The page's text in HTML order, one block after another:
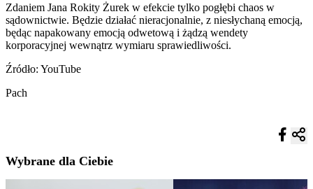
Zdaniem Jana Rokity Żurek w efekcie tylko pogłębi chaos w
sądownictwie. Będzie działać nieracjonalnie, z niesłychaną emocją,
będąc napakowany emocją odwetową i żądzą wendety
korporacyjnej wewnątrz wymiaru sprawiedliwości.
Źródło: YouTube
Pach
Wybrane dla Ciebie